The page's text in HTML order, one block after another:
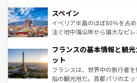
ろん、トスカーナの美しい田園
景など、自然景観も見逃せな
ピザやパスタなど、絶品のイ
ませてくれるイタリアで、忘
なお、新着のイタリア情報は
しい。
スペイン
イベリア半島のほぼ80％を占
注ぐ地中海沿岸から雄大なピ
文化が根付くこの国では、情
れる闘牛、そして美味しいタパ
る。首都マドリードの洗練さ
アートに溢れた街角から、地
フランスの基本情報と観
ット
フランスは、世界中の旅行者
指の観光地だ。首都パリのエ